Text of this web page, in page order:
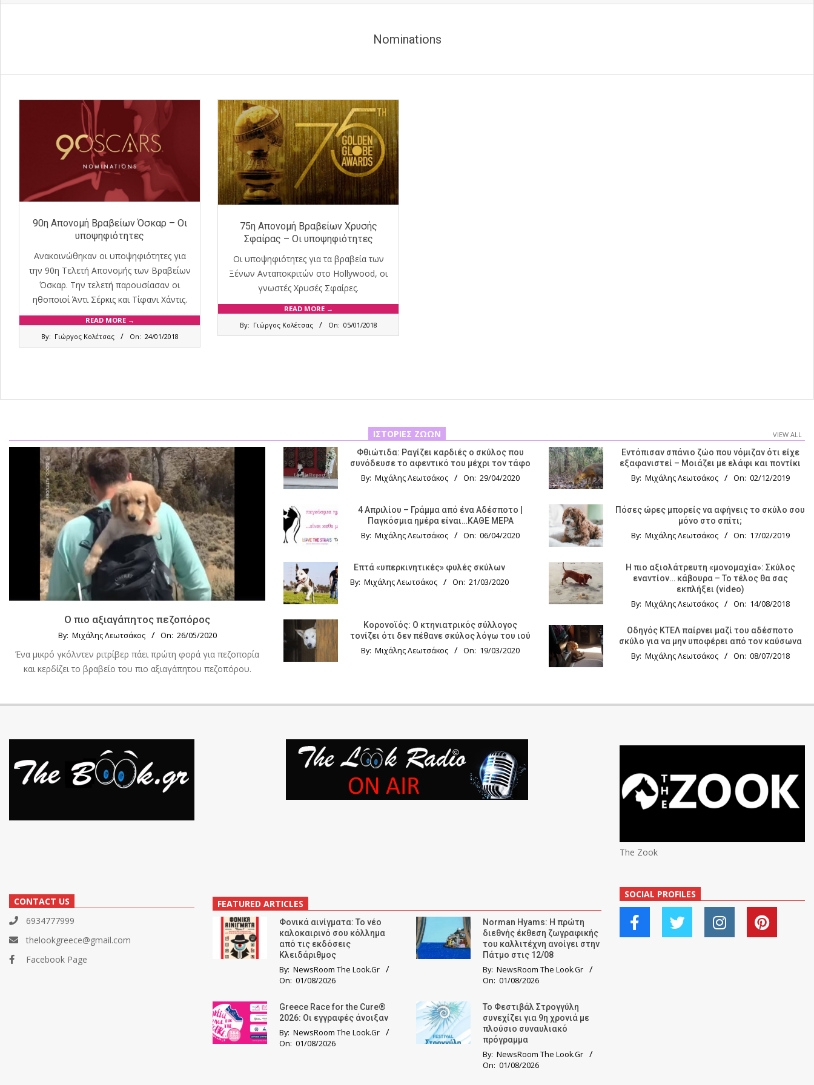
Nominations
90η Απονομή Βραβείων Όσκαρ – Οι
υποψηφιότητες
Ανακοινώθηκαν οι υποψηφιότητες για
την 90η Τελετή Απονομής των Βραβείων
Όσκαρ. Την τελετή παρουσίασαν οι
ηθοποιοί Άντι Σέρκις και Τίφανι Χάντις.
READ MORE →
By: Γιώργος Κολέτσας On: 24/01/2018
75η Απονομή Βραβείων Χρυσής
Σφαίρας – Οι υποψηφιότητες
Οι υποψηφιότητες για τα βραβεία των
Ξένων Ανταποκριτών στο Hollywood, οι
γνωστές Χρυσές Σφαίρες.
READ MORE →
By: Γιώργος Κολέτσας On: 05/01/2018
ΙΣΤΟΡΊΕΣ ΖΏΩΝ VIEW ALL
Ο πιο αξιαγάπητος πεζοπόρος
By: Μιχάλης Λεωτσάκος On: 26/05/2020
Ένα μικρό γκόλντεν ριτρίβερ πάει πρώτη φορά για πεζοπορία
και κερδίζει το βραβείο του πιο αξιαγάπητου πεζοπόρου.
Φθιώτιδα: Ραγίζει καρδιές ο σκύλος που
συνόδευσε το αφεντικό του μέχρι τον τάφο
By: Μιχάλης Λεωτσάκος On: 29/04/2020
4 Απριλίου – Γράμμα από ένα Αδέσποτο |
Παγκόσμια ημέρα είναι…ΚΑΘΕ ΜΕΡΑ
By: Μιχάλης Λεωτσάκος On: 06/04/2020
Επτά «υπερκινητικές» φυλές σκύλων
By: Μιχάλης Λεωτσάκος On: 21/03/2020
Κορονοϊός: Ο κτηνιατρικός σύλλογος
τονίζει ότι δεν πέθανε σκύλος λόγω του ιού
By: Μιχάλης Λεωτσάκος On: 19/03/2020
Εντόπισαν σπάνιο ζώο που νόμιζαν ότι είχε
εξαφανιστεί – Μοιάζει με ελάφι και ποντίκι
By: Μιχάλης Λεωτσάκος On: 02/12/2019
Πόσες ώρες μπορείς να αφήνεις το σκύλο σου
μόνο στο σπίτι;
By: Μιχάλης Λεωτσάκος On: 17/02/2019
Η πιο αξιολάτρευτη «μονομαχία»: Σκύλος
εναντίον… κάβουρα – Το τέλος θα σας
εκπλήξει (video)
By: Μιχάλης Λεωτσάκος On: 14/08/2018
Οδηγός KTΕΛ παίρνει μαζί του αδέσποτο
σκύλο για να μην υποφέρει από τον καύσωνα
By: Μιχάλης Λεωτσάκος On: 08/07/2018
CONTACT US
6934777999
thelookgreece@gmail.com
Facebook Page
FEATURED ARTICLES
Φονικά αινίγματα: Το νέο
καλοκαιρινό σου κόλλημα
από τις εκδόσεις
Κλειδάριθμος
By: NewsRoom The Look.Gr
On: 01/08/2026
Greece Race for the Cure®
2026: Οι εγγραφές άνοιξαν
By: NewsRoom The Look.Gr
On: 01/08/2026
Norman Hyams: Η πρώτη
διεθνής έκθεση ζωγραφικής
του καλλιτέχνη ανοίγει στην
Πάτμο στις 12/08
By: NewsRoom The Look.Gr
On: 01/08/2026
Το Φεστιβάλ Στρογγύλη
συνεχίζει για 9η χρονιά με
πλούσιο συναυλιακό
πρόγραμμα
By: NewsRoom The Look.Gr
On: 01/08/2026
The Zook
SOCIAL PROFILES